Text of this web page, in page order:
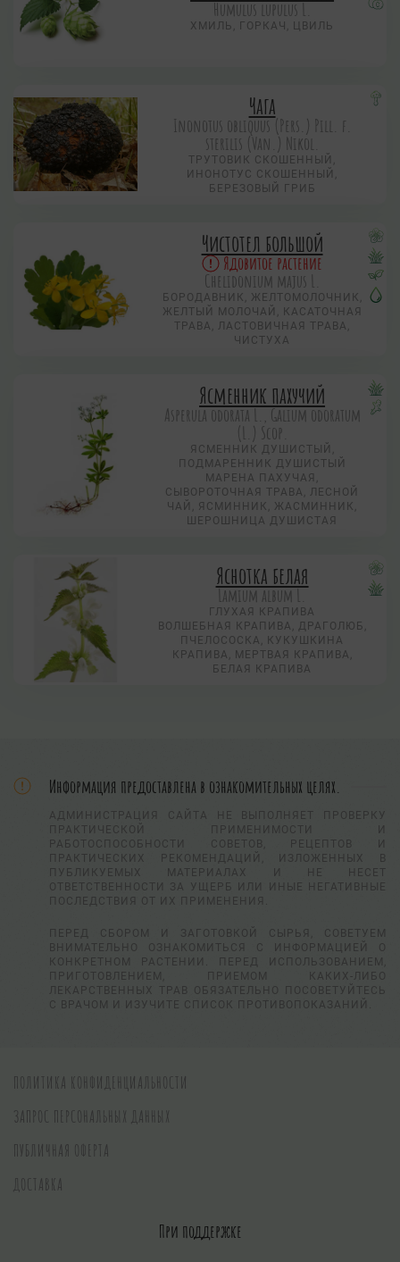
Humulus lupulus L.
ХМИЛЬ, ГОРКАЧ, ЦВИЛЬ
Чага
Inonotus obliquus (Pers.) Рill. f.
sterilis (Van.) Nikol.
ТРУТОВИК СКОШЕННЫЙ,
ИНОНОТУС СКОШЕННЫЙ,
БЕРЕЗОВЫЙ ГРИБ
Чистотел большой
Ядовитое растение
Chelidonium majus L.
БОРОДАВНИК, ЖЕЛТОМОЛОЧНИК,
ЖЕЛТЫЙ МОЛОЧАЙ, КАСАТОЧНАЯ
ТРАВА, ЛАСТОВИЧНАЯ ТРАВА,
ЧИСТУХА
Ясменник пахучий
Asperula odorata L., Galium odoratum
(L.) Scop.
ЯСМЕННИК ДУШИСТЫЙ,
ПОДМАРЕННИК ДУШИСТЫЙ
МАРЕНА ПАХУЧАЯ,
СЫВОРОТОЧНАЯ ТРАВА, ЛЕСНОЙ
ЧАЙ, ЯСМИННИК, ЖАСМИННИК,
ШЕРОШНИЦА ДУШИСТАЯ
Яснотка белая
Lamium album L.
ГЛУХАЯ КРАПИВА
ВОЛШЕБНАЯ КРАПИВА, ДРАГОЛЮБ,
ПЧЕЛОСОСКА, КУКУШКИНА
КРАПИВА, МЕРТВАЯ КРАПИВА,
БЕЛАЯ КРАПИВА
Информация предоставлена в ознакомительных целях.
АДМИНИСТРАЦИЯ САЙТА НЕ ВЫПОЛНЯЕТ ПРОВЕРКУ
ПРАКТИЧЕСКОЙ ПРИМЕНИМОСТИ И
РАБОТОСПОСОБНОСТИ СОВЕТОВ, РЕЦЕПТОВ И
ПРАКТИЧЕСКИХ РЕКОМЕНДАЦИЙ, ИЗЛОЖЕННЫХ В
ПУБЛИКУЕМЫХ МАТЕРИАЛАХ И НЕ НЕСЕТ
ОТВЕТСТВЕННОСТИ ЗА УЩЕРБ ИЛИ ИНЫЕ НЕГАТИВНЫЕ
ПОСЛЕДСТВИЯ ОТ ИХ ПРИМЕНЕНИЯ.
ПЕРЕД СБОРОМ И ЗАГОТОВКОЙ СЫРЬЯ, СОВЕТУЕМ
ВНИМАТЕЛЬНО ОЗНАКОМИТЬСЯ С ИНФОРМАЦИЕЙ О
КОНКРЕТНОМ РАСТЕНИИ. ПЕРЕД ИСПОЛЬЗОВАНИЕМ,
ПРИГОТОВЛЕНИЕМ, ПРИЕМОМ КАКИХ-ЛИБО
ЛЕКАРСТВЕННЫХ ТРАВ ОБЯЗАТЕЛЬНО ПОСОВЕТУЙТЕСЬ
С ВРАЧОМ И ИЗУЧИТЕ СПИСОК ПРОТИВОПОКАЗАНИЙ.
ПОЛИТИКА КОНФИДЕНЦИАЛЬНОСТИ
ЗАПРОС ПЕРСОНАЛЬНЫХ ДАННЫХ
ПУБЛИЧНАЯ ОФЕРТА
ДОСТАВКА
При поддержке